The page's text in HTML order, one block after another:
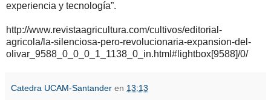
experiencia y tecnología”.
http://www.revistaagricultura.com/cultivos/editorial-
agricola/la-silenciosa-pero-revolucionaria-expansion-del-
olivar_9588_0_0_0_1_1138_0_in.html#lightbox[9588]/0/
Catedra UCAM-Santander en 13:13